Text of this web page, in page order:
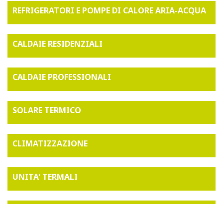
REFRIGERATORI E POMPE DI CALORE ARIA-ACQUA
CALDAIE RESIDENZIALI
CALDAIE PROFESSIONALI
SOLARE TERMICO
CLIMATIZZAZIONE
UNITA' TERMALI